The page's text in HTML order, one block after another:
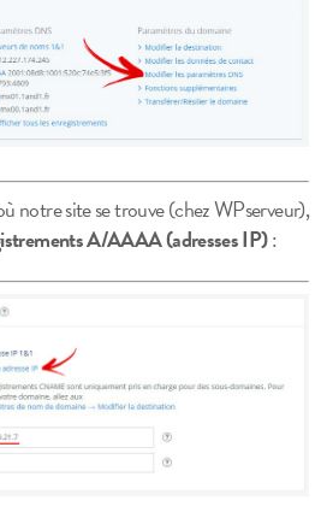
notre site se trouve (chez WPserveur),
A/AAAA (adresses IP):